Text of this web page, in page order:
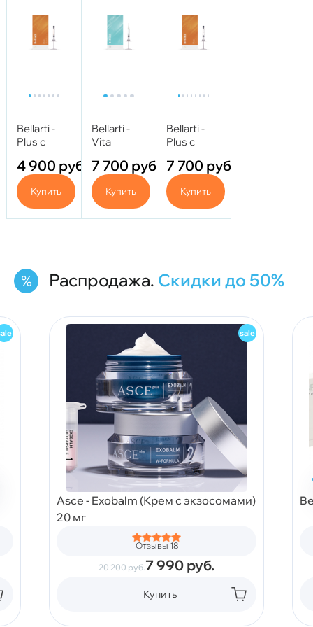
Bellarti -
Plus с
1,0 мл
4 900 руб.
Купить
Bellarti -
Vita
кислота) 2
мл 11 мг/
мл
7 700 руб.
Купить
Bellarti -
Plus с
2,0 мл
7 700 руб.
Купить
Распродажа. Скидки до 50%
Asce - Exobalm (Крем с экзосомами)
20 мг
Отзывы 18
20 200руб.7 990 руб.
Купить